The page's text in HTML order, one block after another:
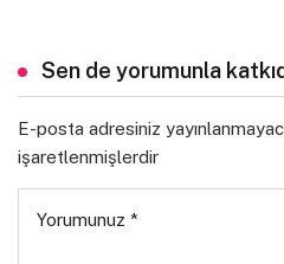
Sen de yorumunla
E-posta adresiniz
işaretlenmişlerdir
Yorumunuz *